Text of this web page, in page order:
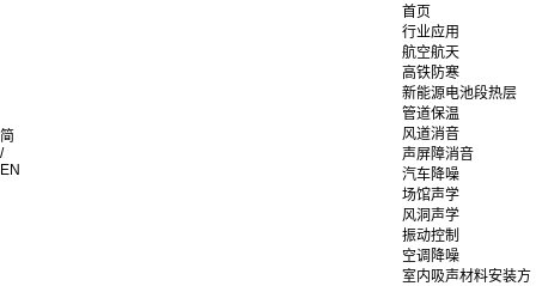
简
/
EN
首页
行业应用
航空航天
高铁防寒
新能源电池段热层
管道保温
风道消音
声屏障消音
汽车降噪
场馆声学
风洞声学
振动控制
空调降噪
室内吸声材料安装方